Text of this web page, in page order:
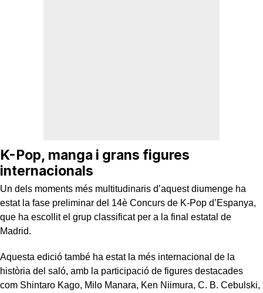
K-Pop, manga i grans figures
internacionals
Un dels moments més multitudinaris d’aquest diumenge ha
estat la fase preliminar del 14è Concurs de K-Pop d’Espanya,
que ha escollit el grup classificat per a la final estatal de
Madrid.
Aquesta edició també ha estat la més internacional de la
història del saló, amb la participació de figures destacades
com Shintaro Kago, Milo Manara, Ken Niimura, C. B. Cebulski,